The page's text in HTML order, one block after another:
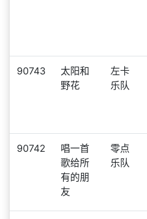
90743
太阳和
野花
左卡
乐队
90742
唱一首
歌给所
有的朋
友
零点
乐队